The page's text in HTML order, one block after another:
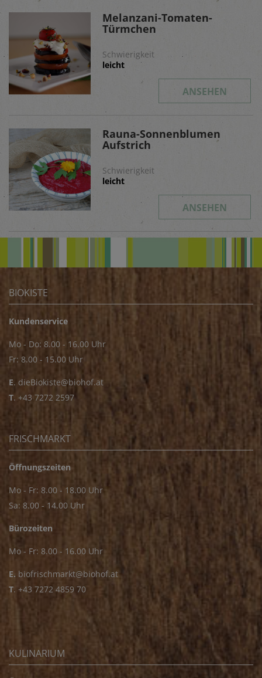
Melanzani-Tomaten-
Türmchen
Schwierigkeit
leicht
ANSEHEN
Rauna-Sonnenblumen
Aufstrich
Schwierigkeit
leicht
ANSEHEN
BIOKISTE
Kundenservice
Mo - Do: 8.00 - 16.00 Uhr
Fr: 8.00 - 15.00 Uhr
E. dieBiokiste@biohof.at
T. +43 7272 2597
FRISCHMARKT
Öffnungszeiten
Mo - Fr: 8.00 - 18.00 Uhr
Sa: 8.00 - 14.00 Uhr
Bürozeiten
Mo - Fr: 8.00 - 16.00 Uhr
E. biofrischmarkt@biohof.at
T. +43 7272 4859 70
KULINARIUM